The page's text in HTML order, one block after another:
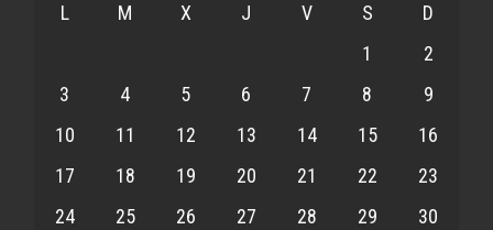
L M X J V S
D
1
2
3
4 5 6 7 8
9
10
11 12 13 14 15
16
17
18 19 20 21 22
23
24
25 26 27 28 29
30